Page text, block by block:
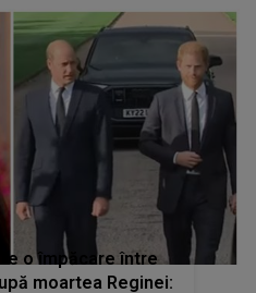
o împăcare între
moartea Reginei: